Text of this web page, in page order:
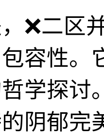
❌二区
容性。
学探讨
阴郁完